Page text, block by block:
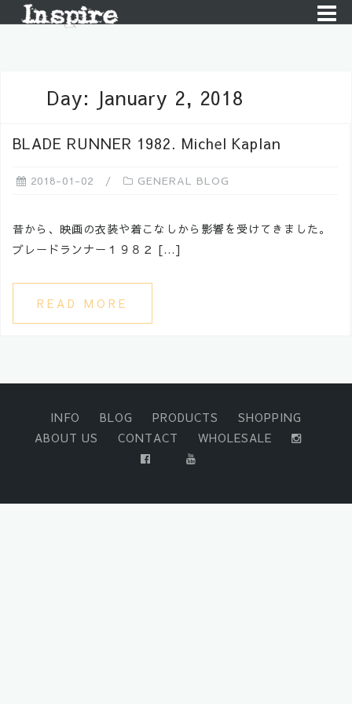
Day: January 2, 2018
BLADE RUNNER 1982. Michel Kaplan
2018-01-02 GENERAL BLOG
昔から、映画の衣装や着こなしから影響を受けてきました。
ブレードランナー１９８２ […]
READ MORE
INFO BLOG PRODUCTS
SHOPPING
ABOUT US
CONTACT WHOLESALE